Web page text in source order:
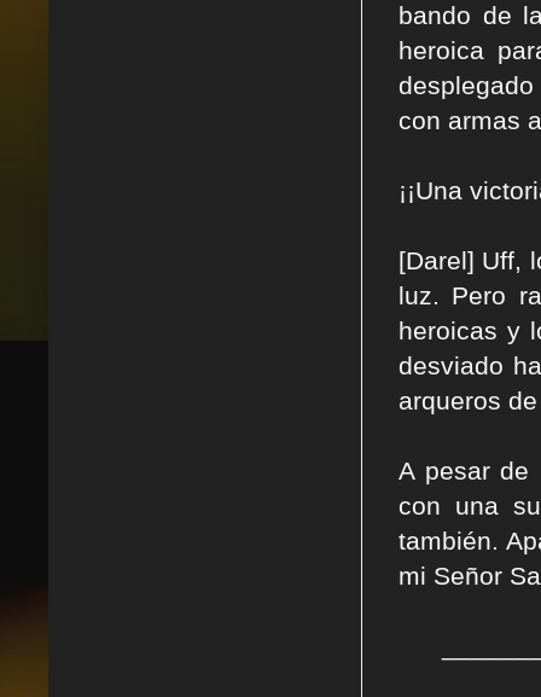
bando de
heroica
con armas
¡¡Una
[Darel] Uff,
luz. Pero
heroicas y
desviado
arqueros
A pesar de
con una
también.
mi Señor